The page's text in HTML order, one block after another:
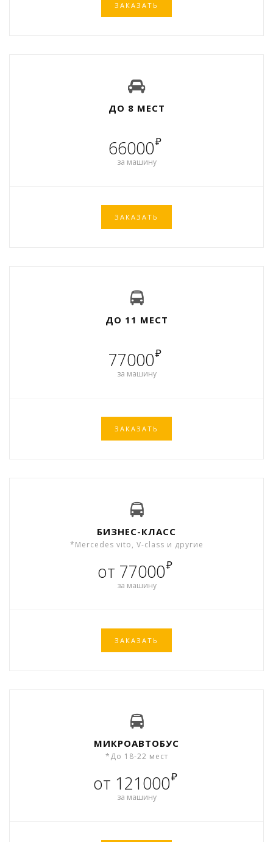
ЗАКАЗАТЬ
ДО 8 МЕСТ
66000₽
за машину
ЗАКАЗАТЬ
ДО 11 МЕСТ
77000₽
за машину
ЗАКАЗАТЬ
БИЗНЕС-КЛАСС
*Mercedes vito, V-class и другие
от 77000₽
за машину
ЗАКАЗАТЬ
МИКРОАВТОБУС
*До 18-22 мест
от 121000₽
за машину